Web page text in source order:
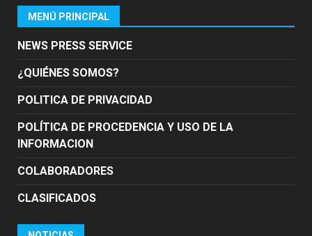
MENÚ PRINCIPAL
NEWS PRESS SERVICE
¿QUIÉNES SOMOS?
POLITICA DE PRIVACIDAD
POLÍTICA DE PROCEDENCIA Y USO DE LA
INFORMACION
COLABORADORES
CLASIFICADOS